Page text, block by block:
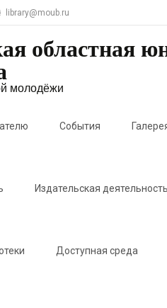
library@moub.ru
областная
молодёжи
События
Издательская деятельность
Доступная среда